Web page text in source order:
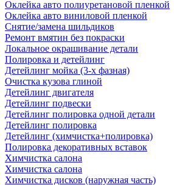
Оклейка авто полиуретановой пленкой
Оклейка авто виниловой пленкой
Снятие/замена шильдиков
Ремонт вмятин без покраски
Локальное окрашивание детали
Полировка и детейлинг
Детейлинг мойка (3-х фазная)
Очистка кузова глиной
Детейлинг двигателя
Детейлинг подвески
Детейлинг полировка одной детали
Детейлинг полировка
Детейлинг (химчистка+полировка)
Полировка декоративных вставок
Химчистка салона
Химчистка салона
Химчистка дисков (наружная часть)